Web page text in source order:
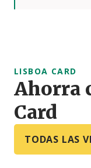
LISBOA CARD
Ahorra
Card
TODAS LAS